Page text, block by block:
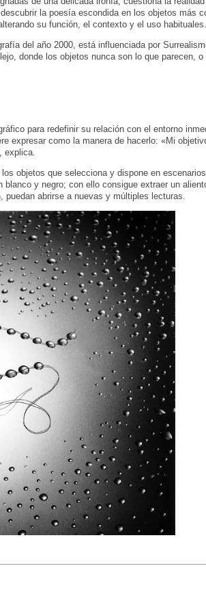
la poesía escondida en los objetos más
su función, el contexto y el uso habituales.
del año 2000, está influenciada por
donde los objetos nunca son lo que parecen, o
para redefinir su relación con el entorno
expresar como la manera de hacerlo: «Mi
explica.
objetos que selecciona y dispone en
y negro; con ello consigue extraer un
abrirse a nuevas y múltiples lecturas.